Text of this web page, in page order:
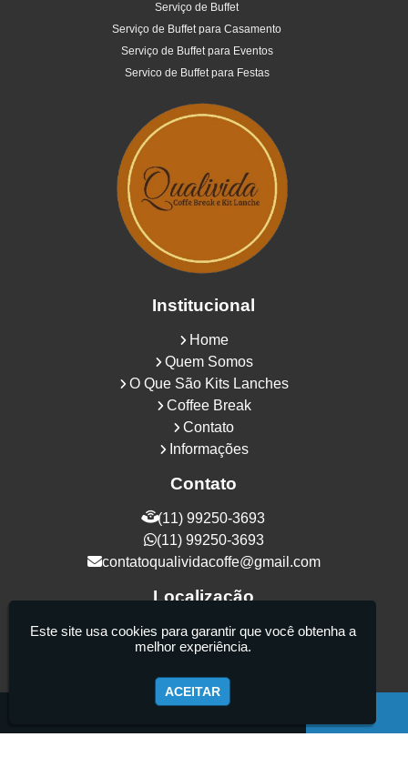
Serviço de Buffet
Serviço de Buffet para Casamento
Serviço de Buffet para Eventos
Servico de Buffet para Festas
Institucional
Home
Quem Somos
O Que São Kits Lanches
Coffee Break
Contato
Informações
Contato
(11) 99250-3693
(11) 99250-3693
contatoqualividacoffe@gmail.com
Localização
Rua Samurais, 27 - Vila Maria Alta - São
Paulo / SP - CEP: 02130-080
Este site usa cookies para garantir que você obtenha a
melhor experiência.
ACEITAR